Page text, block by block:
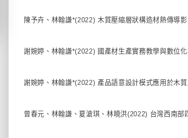
陳予卉、林翰謙*(2022) 木質壓縮層狀構造材熱傳導
謝婉婷、林翰謙*(2022) 國產材生產實務教學與數位
謝婉婷、林翰謙*(2022) 產品語意設計模式應用於木
曾春元、林翰謙、夏滄琪、林曉洪(2022) 台灣西南